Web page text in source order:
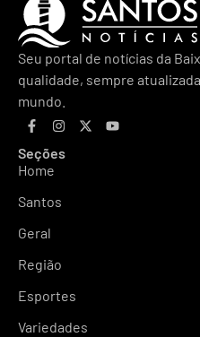
Seu portal de notícias da
qualidade, sempre
mundo.
Seções
Home
Santos
Geral
Região
Esportes
Variedades